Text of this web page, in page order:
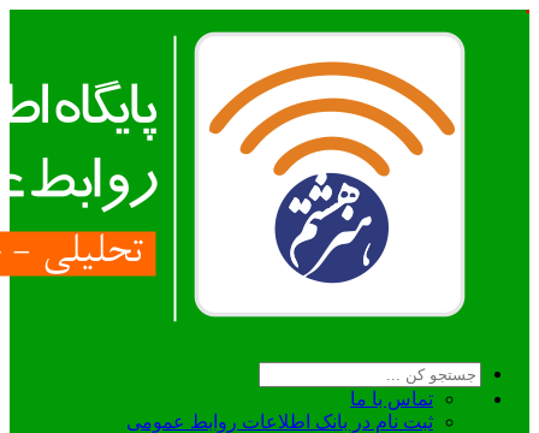
تماس با ما
ثبت نام در بانک اطلاعات روابط عمومی